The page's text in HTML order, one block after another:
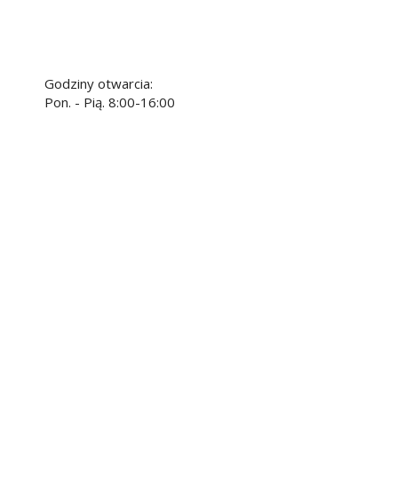
Godziny otwarcia:
Pon. - Pią. 8:00-16:00